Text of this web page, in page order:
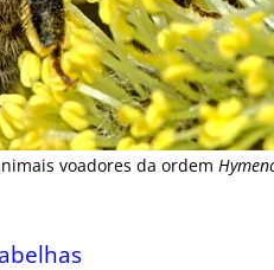
voadores da ordem